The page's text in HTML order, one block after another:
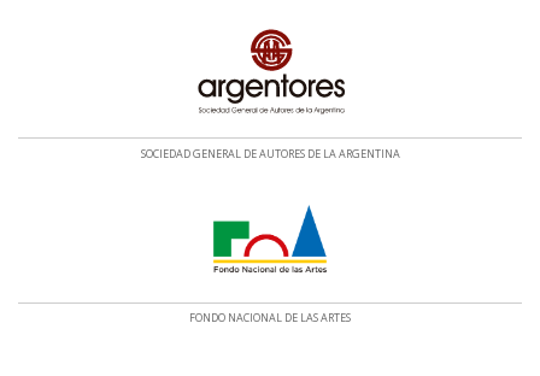
SOCIEDAD GENERAL DE AUTORES DE LA ARGENTINA
FONDO NACIONAL DE LAS ARTES